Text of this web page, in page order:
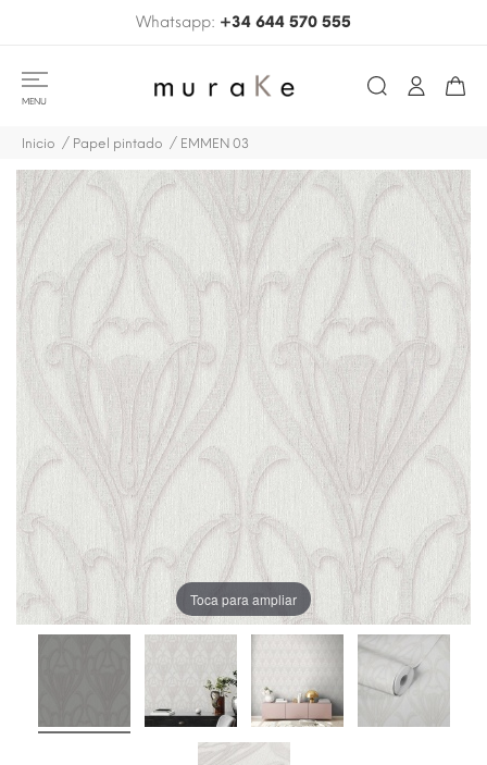
Whatsapp: +34 644 570 555
MENU
Inicio Papel pintado EMMEN 03
Toca para ampliar